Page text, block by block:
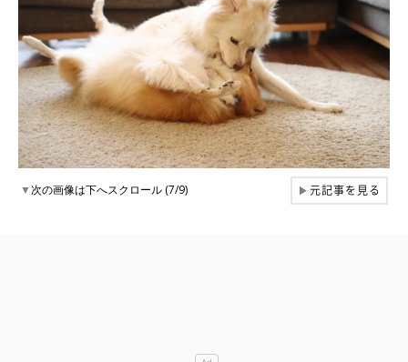
▼次の画像は下へスクロール (7/9) ▶元記事を見る